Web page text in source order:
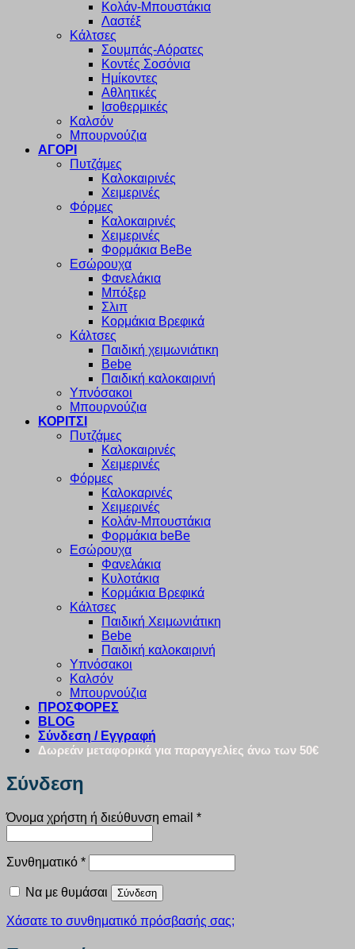
Κολάν-Μπουστάκια
Λαστέξ
Κάλτσες
Σουμπάς-Αόρατες
Κοντές Σοσόνια
Ημίκοντες
Αθλητικές
Ισοθερμικές
Καλσόν
Μπουρνούζια
ΑΓΟΡΙ
Πυτζάμες
Καλοκαιρινές
Χειμερινές
Φόρμες
Καλοκαιρινές
Χειμερινές
Φορμάκια BeBe
Εσώρουχα
Φανελάκια
Μπόξερ
Σλιπ
Κορμάκια Βρεφικά
Κάλτσες
Παιδική χειμωνιάτικη
Bebe
Παιδική καλοκαιρινή
Υπνόσακοι
Μπουρνούζια
ΚΟΡΙΤΣΙ
Πυτζάμες
Καλοκαιρινές
Χειμερινές
Φόρμες
Καλοκαρινές
Χειμερινές
Κολάν-Μπουστάκια
Φορμάκια beBe
Εσώρουχα
Φανελάκια
Κυλοτάκια
Κορμάκια Βρεφικά
Κάλτσες
Παιδική Χειμωνιάτικη
Bebe
Παιδική καλοκαιρινή
Υπνόσακοι
Καλσόν
Μπουρνούζια
ΠΡΟΣΦΟΡΕΣ
BLOG
Σύνδεση / Εγγραφή
Δωρεάν μεταφορικά για παραγγελίες άνω των 50€
Σύνδεση
Όνομα χρήστη ή διεύθυνση email *Απαιτείται
Συνθηματικό *Απαιτείται
Να με θυμάσαι Σύνδεση
Χάσατε το συνθηματικό πρόσβασής σας;